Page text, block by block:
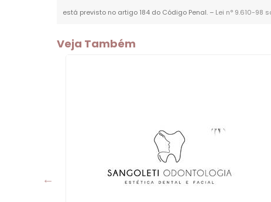
está previsto no artigo 184 do Código Penal. – Lei n° 9.610-98
Veja Também